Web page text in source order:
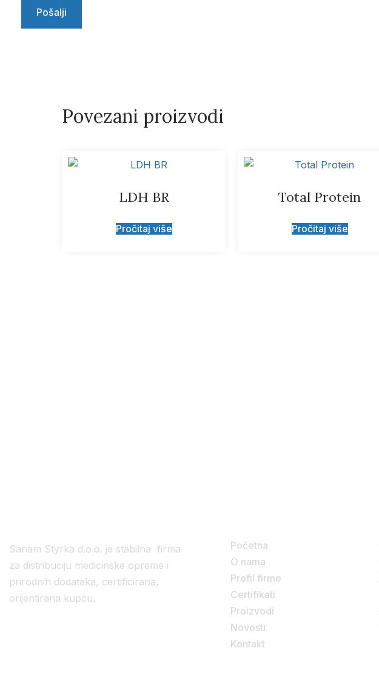
Povezani proizvodi
LDH BR
Pročitaj više
Total Protein
Pročitaj više
Sanam Styrka d.o.o. je stabilna firma
za distribuciju medicinske opreme i
prirodnih dodataka, certificirana,
orijentirana kupcu.
Početna
O nama
Profil firme
Certifikati
Proizvodi
Novosti
Kontakt